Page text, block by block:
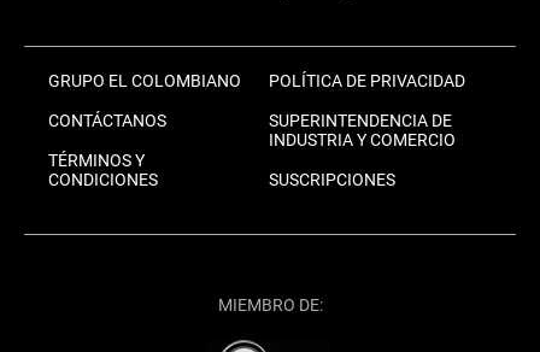
GRUPO EL COLOMBIANO
CONTÁCTANOS
TÉRMINOS Y
CONDICIONES
POLÍTICA DE PRIVACIDAD
SUPERINTENDENCIA DE
INDUSTRIA Y COMERCIO
SUSCRIPCIONES
MIEMBRO DE: